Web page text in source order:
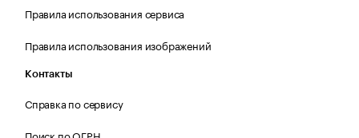
Правила использования сервиса
Правила использования изображений
Контакты
Справка по сервису